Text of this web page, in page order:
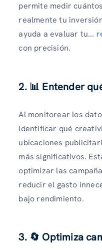
permite medir
realmente tu
ayuda a evaluar tu...
con precisión.
2. 📊 Entender
Al monitorear los
identificar qué
ubicaciones
más significativos.
optimizar las
reducir el gasto
bajo rendimiento.
3. 🔄 Optimiza